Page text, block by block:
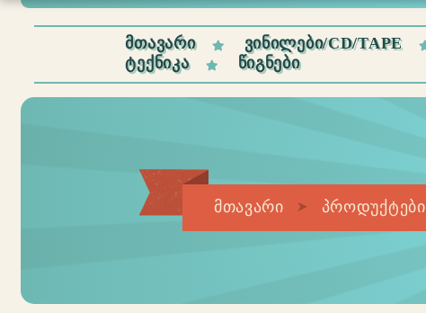
ᲛᲗᲐᲕᲐᲠᲘ
ᲕᲘᲜᲘᲚᲔᲑᲘ/CD/TAPE
ᲢᲔᲥᲜᲘᲙᲐ
ᲬᲘᲒᲜᲔᲑᲘ
მთავარი პროდუქტები